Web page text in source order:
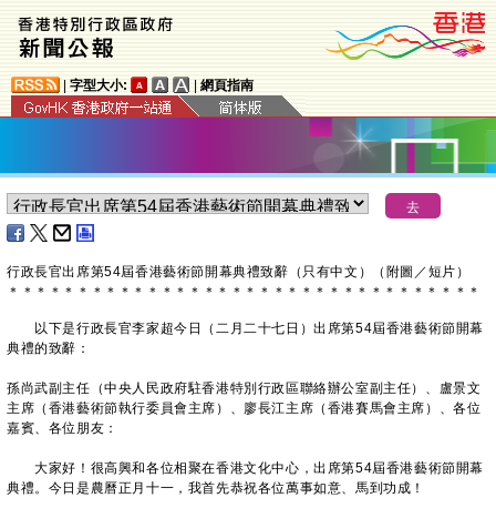
字型大小: 網頁指南
​行政長官出席第54屆香港藝術節開幕典禮致辭（只有中文）（附圖／短片）
＊ ＊ ＊ ＊ ＊ ＊ ＊ ＊ ＊ ＊ ＊ ＊ ＊ ＊ ＊ ＊ ＊ ＊ ＊ ＊ ＊ ＊ ＊ ＊ ＊ ＊ ＊ ＊ ＊ ＊ ＊ ＊ ＊ ＊
以下是行政長官李家超今日（二月二十七日）出席第54屆香港藝術節開幕
典禮的致辭：
孫尚武副主任（中央人民政府駐香港特別行政區聯絡辦公室副主任）、盧景文
主席（香港藝術節執行委員會主席）、廖長江主席（香港賽馬會主席）、各位
嘉賓、各位朋友：
大家好！很高興和各位相聚在香港文化中心，出席第54屆香港藝術節開幕
典禮。今日是農曆正月十一，我首先恭祝各位萬事如意、馬到功成！